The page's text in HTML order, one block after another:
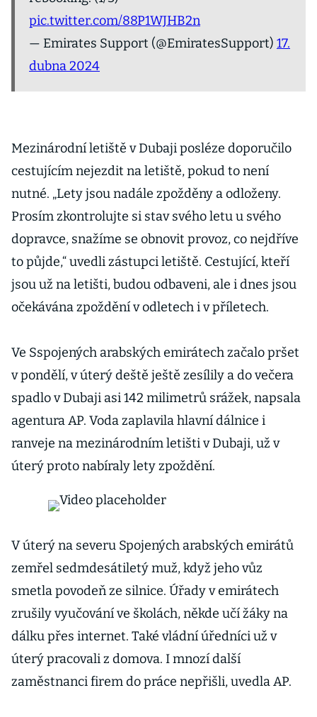
pic.twitter.com/88P1WJHB2n
— Emirates Support (@EmiratesSupport) 17.
dubna 2024
Mezinárodní letiště v Dubaji posléze doporučilo
cestujícím nejezdit na letiště, pokud to není
nutné. „Lety jsou nadále zpožděny a odloženy.
Prosím zkontrolujte si stav svého letu u svého
dopravce, snažíme se obnovit provoz, co nejdříve
to půjde,“ uvedli zástupci letiště. Cestující, kteří
jsou už na letišti, budou odbaveni, ale i dnes jsou
očekávána zpoždění v odletech i v příletech.
Ve Sspojených arabských emirátech začalo pršet
v pondělí, v úterý deště ještě zesílily a do večera
spadlo v Dubaji asi 142 milimetrů srážek, napsala
agentura AP. Voda zaplavila hlavní dálnice i
ranveje na mezinárodním letišti v Dubaji, už v
úterý proto nabíraly lety zpoždění.
V úterý na severu Spojených arabských emirátů
zemřel sedmdesátiletý muž, když jeho vůz
smetla povodeň ze silnice. Úřady v emirátech
zrušily vyučování ve školách, někde učí žáky na
dálku přes internet. Také vládní úředníci už v
úterý pracovali z domova. I mnozí další
zaměstnanci firem do práce nepřišli, uvedla AP.